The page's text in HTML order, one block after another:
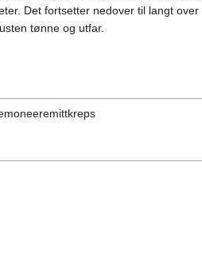
Det fortsetter nedover til langt
tønne og utfar.